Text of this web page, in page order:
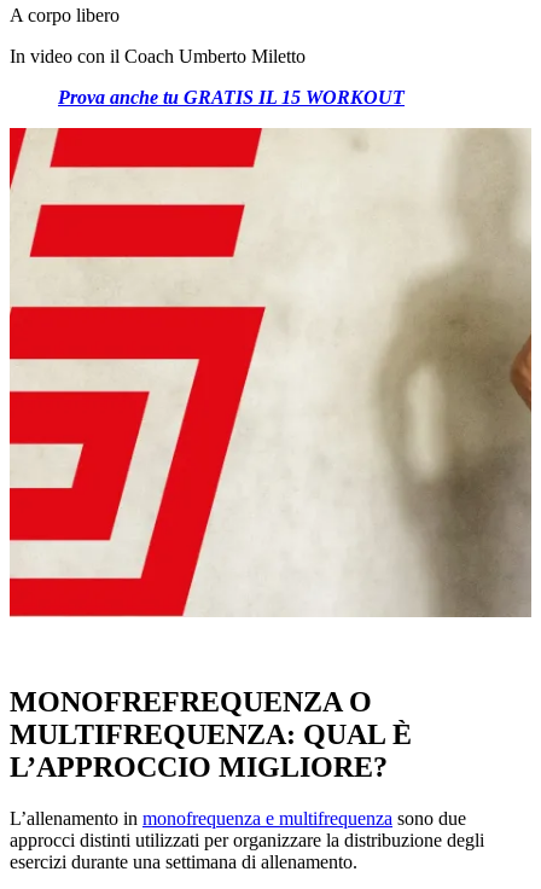
A corpo libero
In video con il Coach Umberto Miletto
Prova anche tu GRATIS IL 15 WORKOUT
MONOFREFREQUENZA O
MULTIFREQUENZA: QUAL È
L’APPROCCIO MIGLIORE?
L’allenamento in monofrequenza e multifrequenza sono due
approcci distinti utilizzati per organizzare la distribuzione degli
esercizi durante una settimana di allenamento.